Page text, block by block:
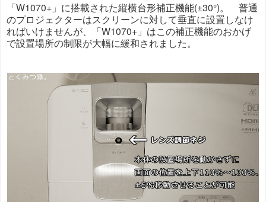
「W1070+」に搭載された縦横台形補正機能(±30°)。 普通
のプロジェクターはスクリーンに対して垂直に設置しなけ
ればいけませんが、「W1070+」はこの補正機能のおかげ
で設置場所の制限が大幅に緩和されました。